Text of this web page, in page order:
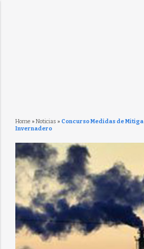
Home » Noticias » Concurso Medidas de
Invernadero